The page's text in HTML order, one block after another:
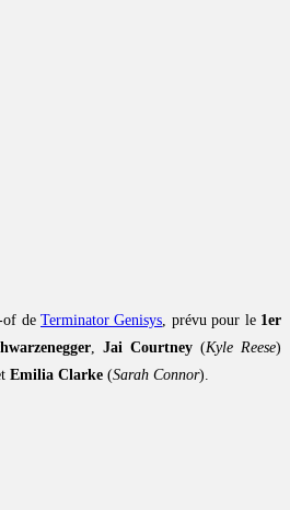
of de Terminator Genisys, prévu pour le 1er
, Jai Courtney(Kyle Reese)
Emilia Clarke (Sarah Connor).